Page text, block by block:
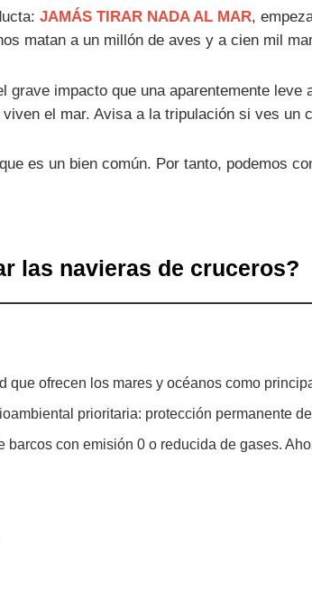
JAMÁS TIRAR NADA AL MAR,
matan a un millón de aves y a cien mil
grave impacto que una aparentemente
el mar. Avisa a la tripulación si ves un
es un bien común. Por tanto, podemos
las navieras de cruceros?
que ofrecen los mares y océanos como
prioritaria: protección permanente
barcos con emisión 0 o reducida de gases.